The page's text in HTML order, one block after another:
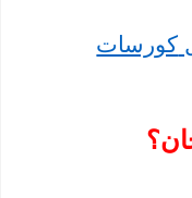
كورسات
؟